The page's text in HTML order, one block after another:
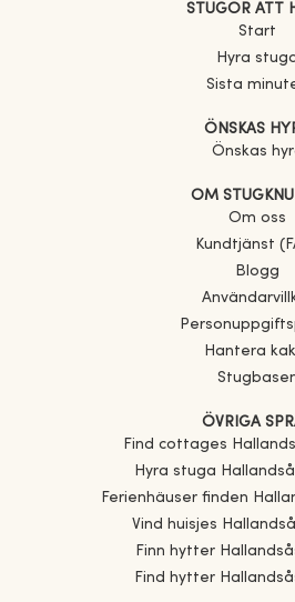
STUGOR ATT
Start
Hyra
Sista
ÖNSKAS
Önskas
OM
Om oss
Kundtjänst
Blogg
Hantera
ÖVRIGA
Find cottages
Hyra stuga
Ferienhäuser finden
Vind huisjes
Finn hytter
Find hytter